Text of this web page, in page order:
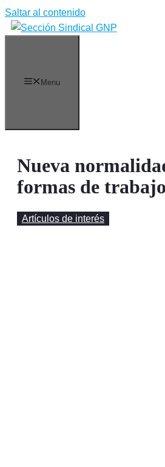
Saltar al contenido
Menu
Nueva
formas de trabajo
Artículos de interés